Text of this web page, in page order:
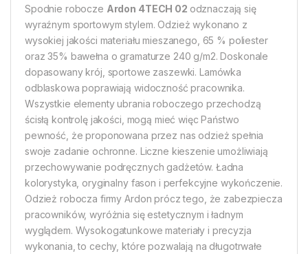
Spodnie robocze Ardon 4TECH 02 odznaczają się
wyraźnym sportowym stylem. Odzież wykonano z
wysokiej jakości materiału mieszanego, 65 % poliester
oraz 35% bawełna o gramaturze 240 g/m2. Doskonale
dopasowany krój, sportowe zaszewki. Lamówka
odblaskowa poprawiają widoczność pracownika.
Wszystkie elementy ubrania roboczego przechodzą
ścisłą kontrolę jakości, mogą mieć więc Państwo
pewność, że proponowana przez nas odzież spełnia
swoje zadanie ochronne. Liczne kieszenie umożliwiają
przechowywanie podręcznych gadżetów. Ładna
kolorystyka, oryginalny fason i perfekcyjne wykończenie.
Odzież robocza firmy Ardon prócz tego, że zabezpiecza
pracowników, wyróżnia się estetycznym i ładnym
wyglądem. Wysokogatunkowe materiały i precyzja
wykonania, to cechy, które pozwalają na długotrwałe